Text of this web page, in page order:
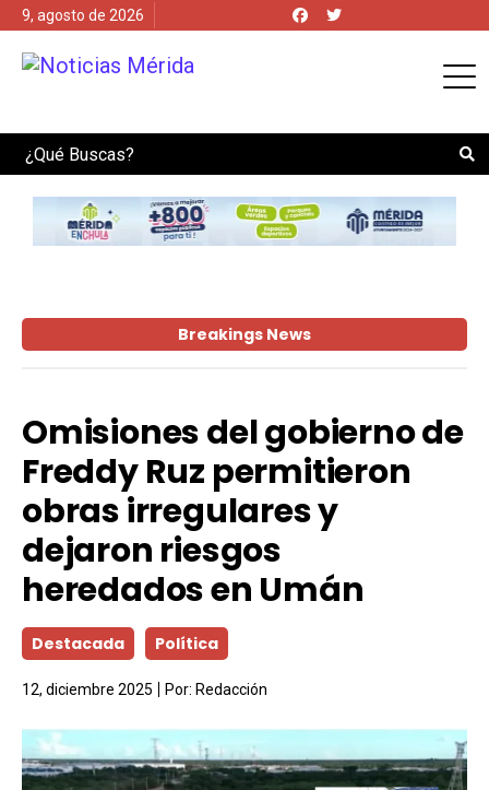
9, agosto de 2026
Search
Breakings News
Omisiones del gobierno de
Freddy Ruz permitieron
obras irregulares y
dejaron riesgos
heredados en Umán
Destacada Política
12, diciembre 2025 Por: Redacción